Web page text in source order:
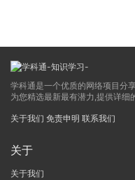
学科通是一个优质的网络项目分
为您精选最新最有潜力,提供详细
关于我们 免责申明 联系我们
关于
关于我们